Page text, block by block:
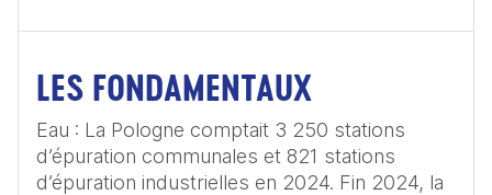
LES FONDAMENTAUX
Eau : La Pologne comptait 3 250 stations
d’épuration communales et 821 stations
d’épuration industrielles en 2024. Fin 2024, la